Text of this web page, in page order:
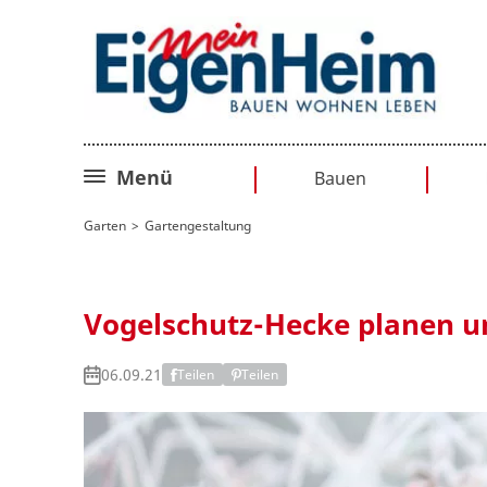
Menü Bauen
Sanieren
Garten Gartengestaltung
Vogelschutz-Hecke planen
06.09.21 Teilen Teilen